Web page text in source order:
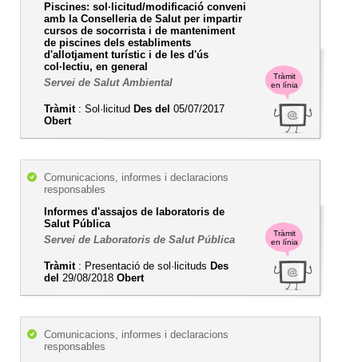
Tràmit
en línia
Piscines: sol·licitud/modificació conveni
amb la Conselleria de Salut per impartir
cursos de socorrista i de manteniment
de piscines dels establiments
d'allotjament turístic i de les d'ús
col·lectiu, en general
Servei de Salut Ambiental
Tràmit: Sol·licitud Des del 05/07/2017
Obert
Tràmit
en línia
Comunicacions, informes i declaracions
responsables
Informes d'assajos de laboratoris de
Salut Pública
Servei de Laboratoris de Salut Pública
Tràmit: Presentació de sol·licituds Des
del 29/08/2018 Obert
Comunicacions, informes i declaracions
responsables